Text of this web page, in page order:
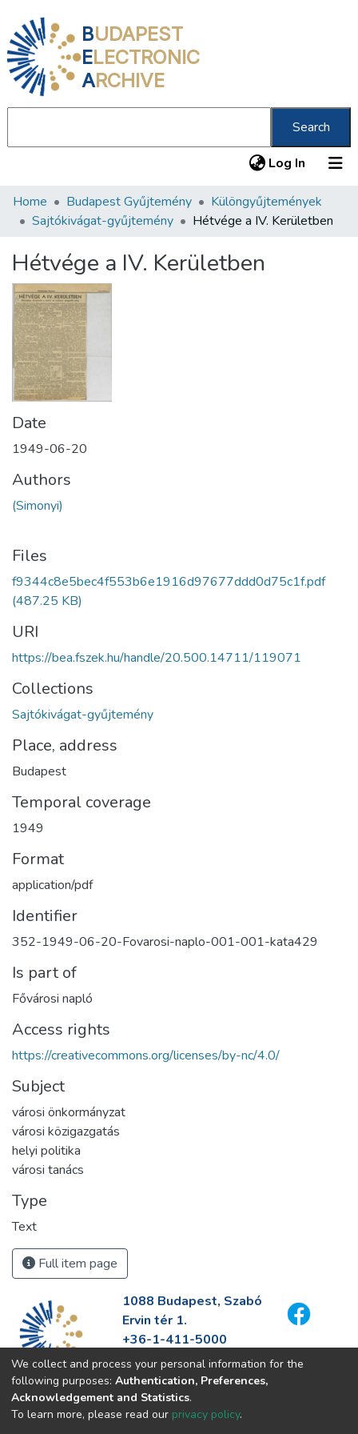
BUDAPEST
ELECTRONIC
ARCHIVE
Search
Log In (current)
Communities & Collections
Statistics
About us
Home Budapest Gyűjtemény
Különgyűjtemények
Sajtókivágat-gyűjtemény
Hétvége a IV. Kerületben
Hétvége a IV. Kerületben
Date
1949-06-20
Authors
(Simonyi)
Files
f9344c8e5bec4f553b6e1916d97677ddd0d75c1f.pdf
(487.25 KB)
URI
https://bea.fszek.hu/handle/20.500.14711/119071
Collections
Sajtókivágat-gyűjtemény
Place, address
Budapest
Temporal coverage
1949
Format
application/pdf
Identifier
352-1949-06-20-Fovarosi-naplo-001-001-kata429
Is part of
Fővárosi napló
Access rights
https://creativecommons.org/licenses/by-nc/4.0/
Subject
városi önkormányzat
városi közigazgatás
helyi politika
városi tanács
Type
Text
Full item page
1088 Budapest, Szabó
Ervin tér 1.
+36-1-411-5000
info@fszek.hu
https://fszek.hu
We collect and process your personal information for the
following purposes: Authentication, Preferences,
Acknowledgement and Statistics.
To learn more, please read our privacy policy.